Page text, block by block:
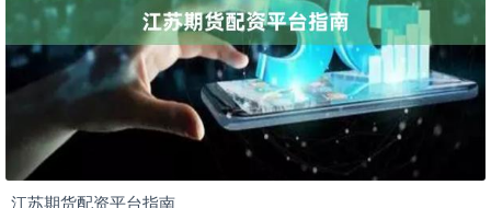
江苏期货配资平台指南